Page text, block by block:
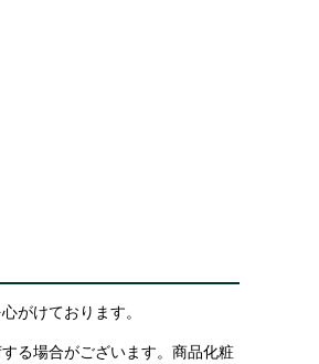
がけております。
る場合がございます。商品化粧